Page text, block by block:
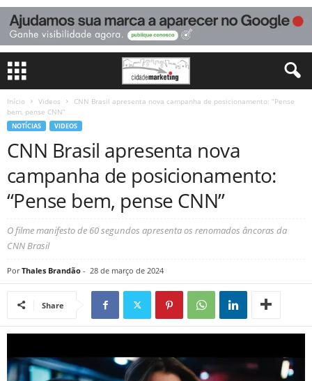
Início Videos
CNN Brasil apresenta nova campanha de posicionamento: “Pense
bem, pense CNN”
NOTÍCIAS VIDEOS
CNN Brasil apresenta nova
campanha de posicionamento:
“Pense bem, pense CNN”
O filme manifesto de 60 segundos apresenta os renomados âncoras da
CNN Brasil
Por Thales Brandão - 28 de março de 2024
Share